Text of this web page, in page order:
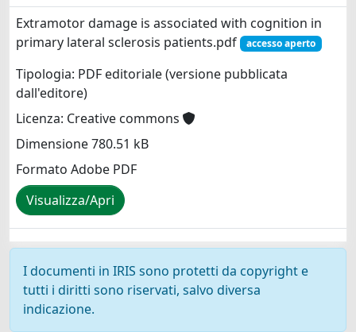
Extramotor damage is associated with cognition in
primary lateral sclerosis patients.pdf
accesso aperto
Tipologia: PDF editoriale (versione pubblicata
dall'editore)
Licenza: Creative commons
Dimensione 780.51 kB
Formato Adobe PDF
Visualizza/Apri
I documenti in IRIS sono protetti da copyright e
tutti i diritti sono riservati, salvo diversa
indicazione.